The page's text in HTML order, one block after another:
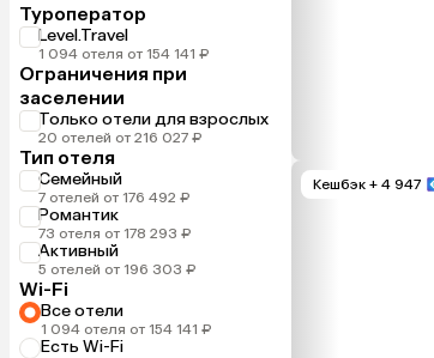
Туроператор
Level.Travel
1 094 отеля от 154 141 ₽
Ограничения при
заселении
Только отели для взрослых
20 отелей от 216 027 ₽
Тип отеля
Семейный
7 отелей от 176 492 ₽
Романтик
73 отеля от 178 293 ₽
Активный
5 отелей от 196 303 ₽
Wi-Fi
Все отели
1 094 отеля от 154 141 ₽
Есть Wi-Fi
Кешбэк + 4 947